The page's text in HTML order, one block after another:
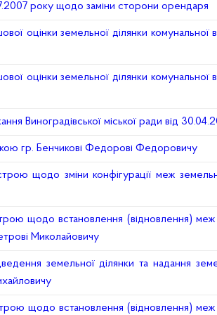
року щодо заміни сторони орендаря
оцінки земельної ділянки комунальної
оцінки земельної ділянки комунальної
Виноградівської міської ради від
гр. Бенчикові Федорові Федоровичу
щодо зміни конфігурації меж
щодо встановлення (відновлення) меж
Миколайовичу
земельної ділянки та надання
щодо встановлення (відновлення)